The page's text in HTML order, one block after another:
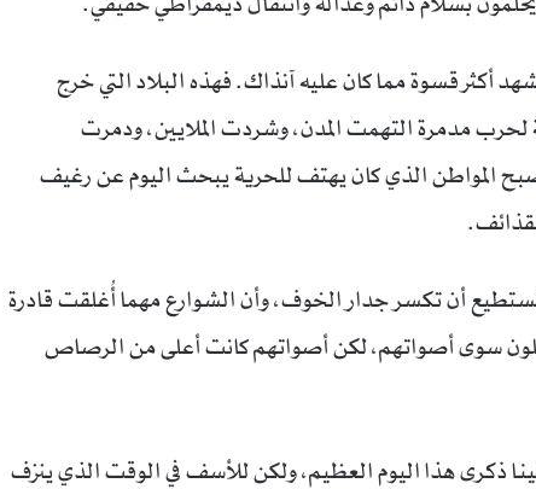
أكثر قسوة مما كان عليه آنذاك. فهذه البلاد التي خرج
مدمرة التهمت المدن، وشردت الملايين، ودمرت
المواطن الذي كان يهتف للحرية يبحث اليوم عن رغيف
تستطيع أن تكسر جدار الخوف، وأن الشوارع مهما أُغلقت قادرة
سوى أصواتهم، لكن أصواتهم كانت أعلى من الرصاص
ذكرى هذا اليوم العظيم، ولكن للأسف في الوقت الذي ينزف